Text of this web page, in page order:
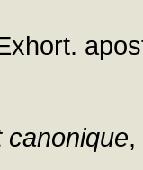
canonique